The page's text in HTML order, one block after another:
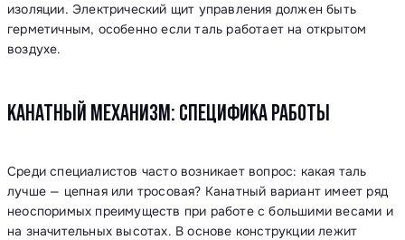
изоляции. Электрический щит управления должен быть
герметичным, особенно если таль работает на открытом
воздухе.
КАНАТНЫЙ МЕХАНИЗМ: СПЕЦИФИКА РАБОТЫ
Среди специалистов часто возникает вопрос: какая таль
лучше — цепная или тросовая? Канатный вариант имеет ряд
неоспоримых преимуществ при работе с большими весами и
на значительных высотах. В основе конструкции лежит